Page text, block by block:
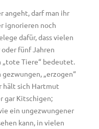
angeht, darf man ihr
ignorieren noch
dafür, dass vielen
fünf Jahren
„tote Tiere“ bedeutet.
„erzogen“
hält sich Hartmut
gar Kitschigen;
ein ungezwungener
kann, in vielen